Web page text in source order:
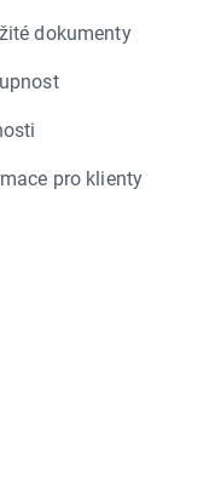
dokumenty
pro klienty